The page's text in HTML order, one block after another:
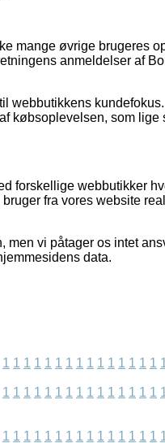
mange øvrige brugeres
anmeldelser af
webbutikkens
købsoplevelsen, som lige
forskellige webbutikker
fra vores website
men vi påtager os intet
data.
1 1 1 1 1 1 1 1 1 1 1 1 1 1 1
1 1 1 1 1 1 1 1 1 1 1 1 1 1 1
1 1 1 1 1 1 1 1 1 1 1 1 1 1 1